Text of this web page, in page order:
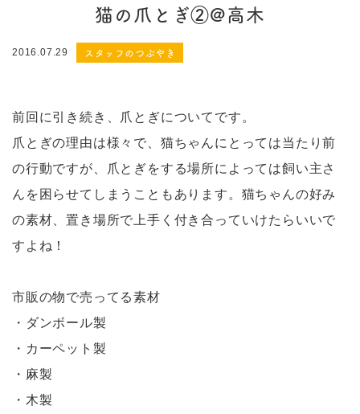
猫の爪とぎ②@高木
2016.07.29 スタッフのつぶやき
前回に引き続き、爪とぎについてです。
爪とぎの理由は様々で、猫ちゃんにとっては当たり前
の行動ですが、爪とぎをする場所によっては飼い主さ
んを困らせてしまうこともあります。猫ちゃんの好み
の素材、置き場所で上手く付き合っていけたらいいで
すよね！
市販の物で売ってる素材
・ダンボール製
・カーペット製
・麻製
・木製